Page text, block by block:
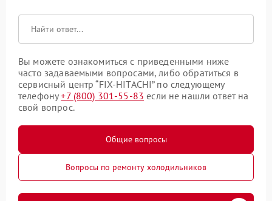
Вы можете ознакомиться с приведенными ниже
часто задаваемыми вопросами, либо обратиться в
сервисный центр “FIX-HITACHI” по следующему
телефону+7 (800) 301-55-83 если не нашли ответ на
свой вопрос.
Общие вопросы
Вопросы по ремонту холодильников